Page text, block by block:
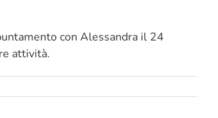
con Alessandra il 24
attività.